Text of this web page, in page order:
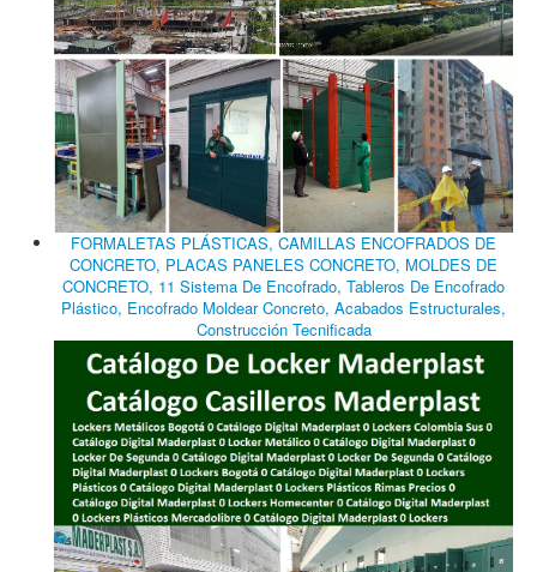
FORMALETAS PLÁSTICAS, CAMILLAS ENCOFRADOS DE
CONCRETO, PLACAS PANELES CONCRETO, MOLDES DE
CONCRETO, 11 Sistema De Encofrado, Tableros De Encofrado
Plástico, Encofrado Moldear Concreto, Acabados Estructurales,
Construcción Tecnificada